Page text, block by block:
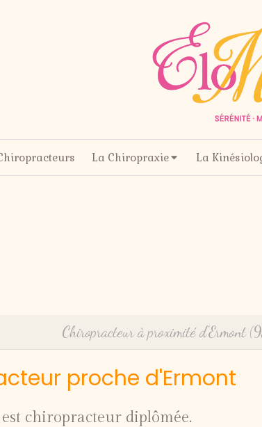
La Chiropraxie La
Chiropracteur à proximité d'Ermont
proche d'Ermont
chiropracteur diplômée.